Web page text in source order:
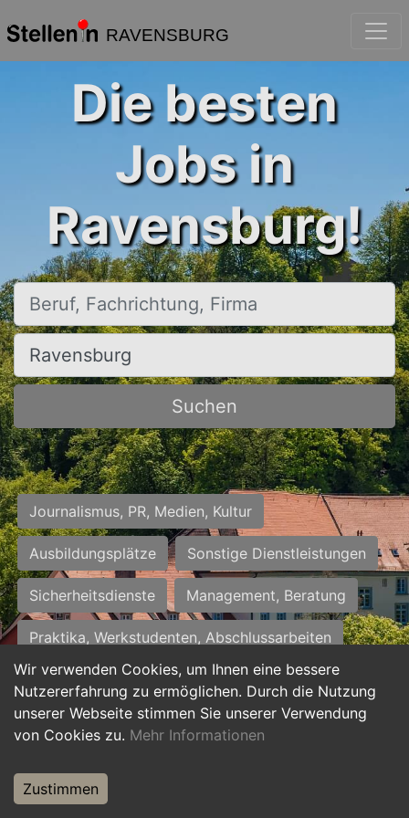
RAVENSBURG
Wir verwenden Cookies, um Ihnen eine bessere
Nutzererfahrung zu ermöglichen. Durch die Nutzung
unserer Webseite stimmen Sie unserer Verwendung
von Cookies zu. Mehr Informationen
Zustimmen
Die besten
Jobs in
Ravensburg!
Beruf, Fachrichtung, Firma
Ort, Stadt
Suchen
Journalismus, PR, Medien, Kultur
Ausbildungsplätze Sonstige Dienstleistungen
Sicherheitsdienste Management, Beratung
Praktika, Werkstudenten, Abschlussarbeiten
Personalwesen Assistenz, Sekretariat
Hilfskräfte, Aushilfs- und Nebenjobs
Weiterbildung, Studium, duale Ausbildung